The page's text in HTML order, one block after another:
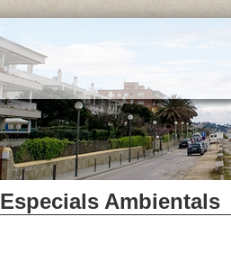
Especials Ambientals